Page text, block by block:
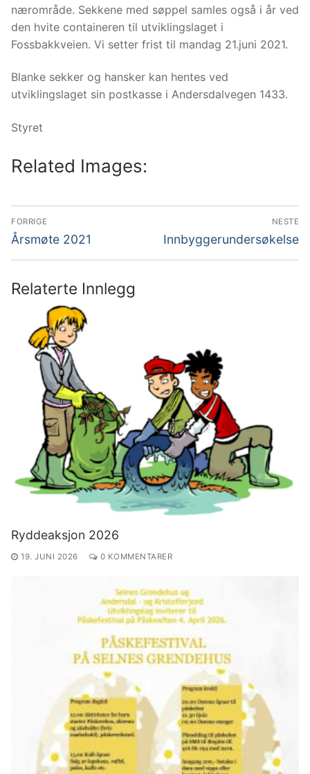
nærområde. Sekkene med søppel samles også i år ved
den hvite containeren til utviklingslaget i
Fossbakkveien. Vi setter frist til mandag 21.juni 2021.
Blanke sekker og hansker kan hentes ved
utviklingslaget sin postkasse i Andersdalvegen 1433.
Styret
Related Images:
Innleggsnavigasjon
FORRIGE
Forrige
Årsmøte 2021
NESTE
Neste
Innbyggerundersøkelse
Relaterte Innlegg
Ryddeaksjon 2026
19. JUNI 2026 0 KOMMENTARER